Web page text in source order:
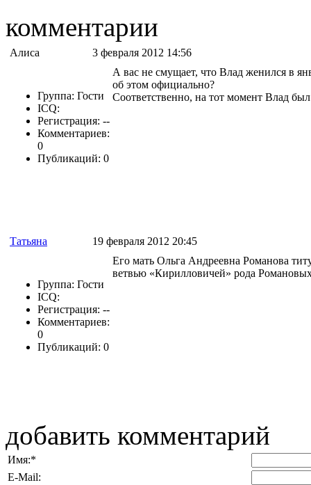
комментарии
Алиса 3 февраля 2012 14:56
Группа: Гости
ICQ:
Регистрация: --
Комментариев:
0
Публикаций: 0
А вас не смущает, что Влад женился в
об этом официально?
Соответственно, на тот момент Влад
Татьяна 19 февраля 2012 20:45
Группа: Гости
ICQ:
Регистрация: --
Комментариев:
0
Публикаций: 0
Его мать Ольга Андреевна Романова
ветвью «Кирилловичей» рода
добавить комментарий
Имя:*
E-Mail: